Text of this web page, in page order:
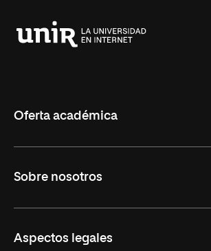
Oferta académica
Másteres Oficiales
Doctorados
Sobre nosotros
Facultades
Aspectos legales